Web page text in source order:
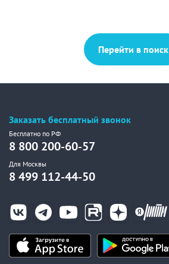
Перейти в поиск
Заказать бесплатный звонок
Бесплатно по РФ
8 800 200-60-57
Для Москвы
8 499 112-44-50